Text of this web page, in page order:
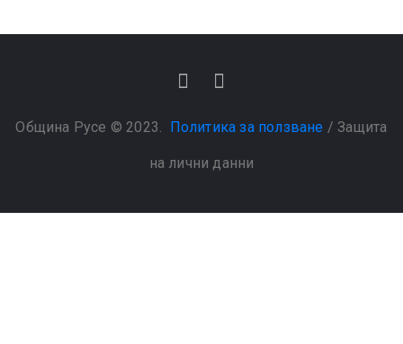
Община Русе © 2023. Политика за ползване / Защита
на лични данни